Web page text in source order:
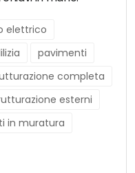
elettrico
pavimenti
completa
esterni
in muratura